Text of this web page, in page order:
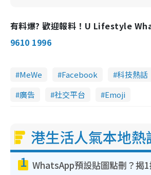
有料爆? 歡迎報料！U Lifestyle
9610 1996
MeWe Facebook 科技熱話
廣告
社交平台 Emoji
港生活人氣本地熱
1